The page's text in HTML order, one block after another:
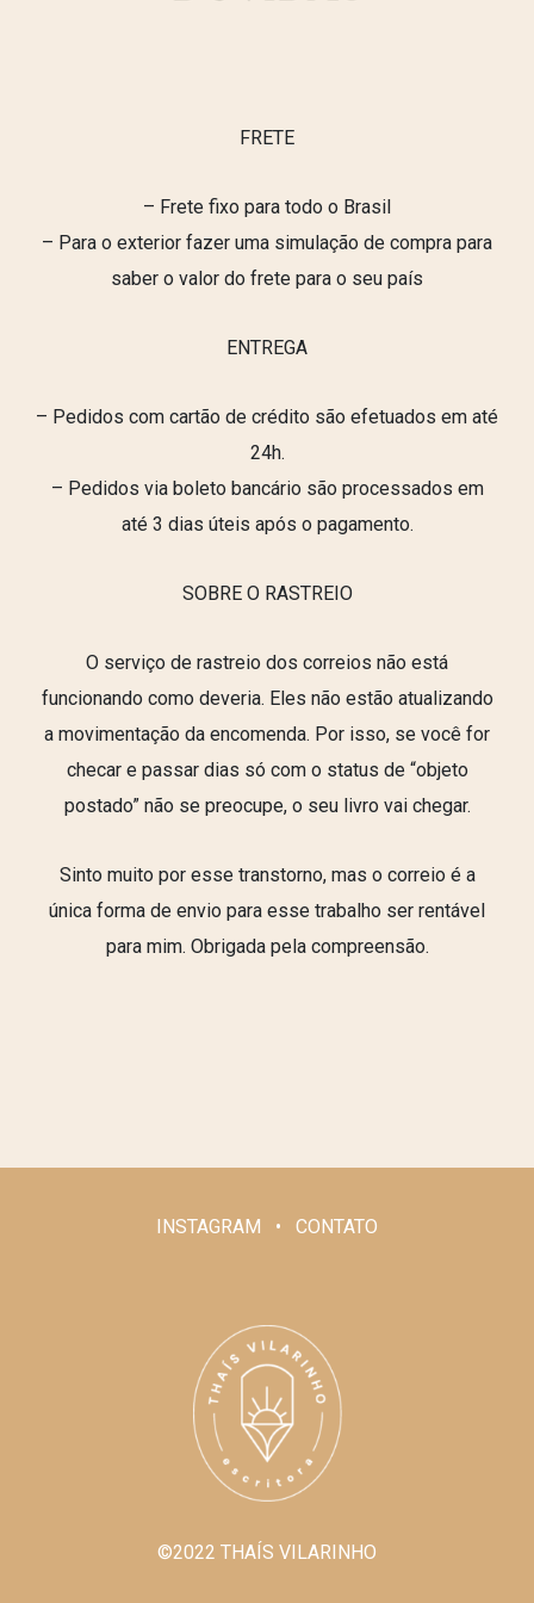
FRETE
– Frete fixo para todo o Brasil
– Para o exterior fazer uma simulação de compra para
saber o valor do frete para o seu país
ENTREGA
– Pedidos com cartão de crédito são efetuados em até
24h.
– Pedidos via boleto bancário são processados em
até 3 dias úteis após o pagamento.
SOBRE O RASTREIO
O serviço de rastreio dos correios não está
funcionando como deveria. Eles não estão atualizando
a movimentação da encomenda. Por isso, se você for
checar e passar dias só com o status de “objeto
postado” não se preocupe, o seu livro vai chegar.
Sinto muito por esse transtorno, mas o correio é a
única forma de envio para esse trabalho ser rentável
para mim. Obrigada pela compreensão.
INSTAGRAM • CONTATO
©2022 THAÍS VILARINHO